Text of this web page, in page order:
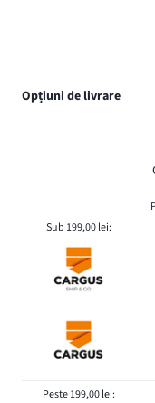
Opțiuni de livrare
Sub 199,00 lei:
Peste 199,00 lei: